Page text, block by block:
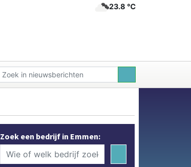
23.8 ℃
Zoek een bedrijf in Emmen: